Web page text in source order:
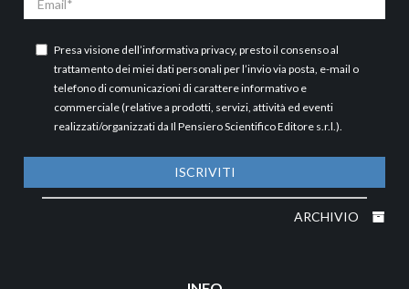
Presa visione dell’informativa privacy, presto il consenso al
trattamento dei miei dati personali per l’invio via posta, e-mail o
telefono di comunicazioni di carattere informativo e
commerciale (relative a prodotti, servizi, attività ed eventi
realizzati/organizzati da Il Pensiero Scientifico Editore s.r.l.).
ISCRIVITI
ARCHIVIO